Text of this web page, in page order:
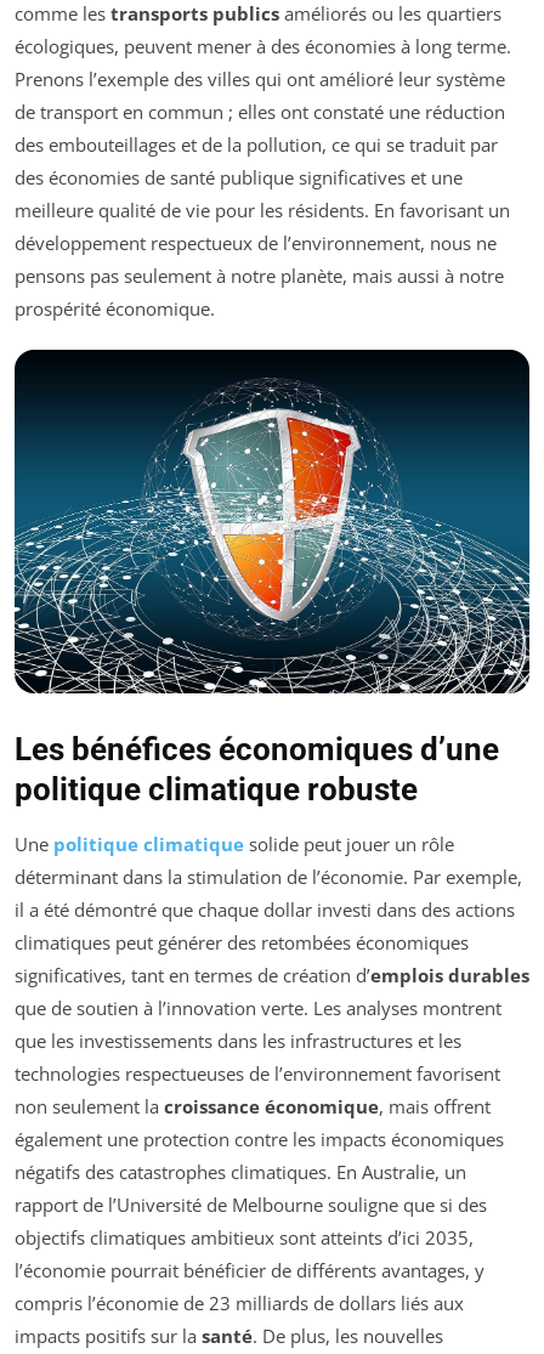
comme les transports publics améliorés ou les quartiers
écologiques, peuvent mener à des économies à long terme.
Prenons l’exemple des villes qui ont amélioré leur système
de transport en commun ; elles ont constaté une réduction
des embouteillages et de la pollution, ce qui se traduit par
des économies de santé publique significatives et une
meilleure qualité de vie pour les résidents. En favorisant un
développement respectueux de l’environnement, nous ne
pensons pas seulement à notre planète, mais aussi à notre
prospérité économique.
Les bénéfices économiques d’une
politique climatique robuste
Une politique climatique solide peut jouer un rôle
déterminant dans la stimulation de l’économie. Par exemple,
il a été démontré que chaque dollar investi dans des actions
climatiques peut générer des retombées économiques
significatives, tant en termes de création d’emplois durables
que de soutien à l’innovation verte. Les analyses montrent
que les investissements dans les infrastructures et les
technologies respectueuses de l’environnement favorisent
non seulement la croissance économique, mais offrent
également une protection contre les impacts économiques
négatifs des catastrophes climatiques. En Australie, un
rapport de l’Université de Melbourne souligne que si des
objectifs climatiques ambitieux sont atteints d’ici 2035,
l’économie pourrait bénéficier de différents avantages, y
compris l’économie de 23 milliards de dollars liés aux
impacts positifs sur la santé. De plus, les nouvelles